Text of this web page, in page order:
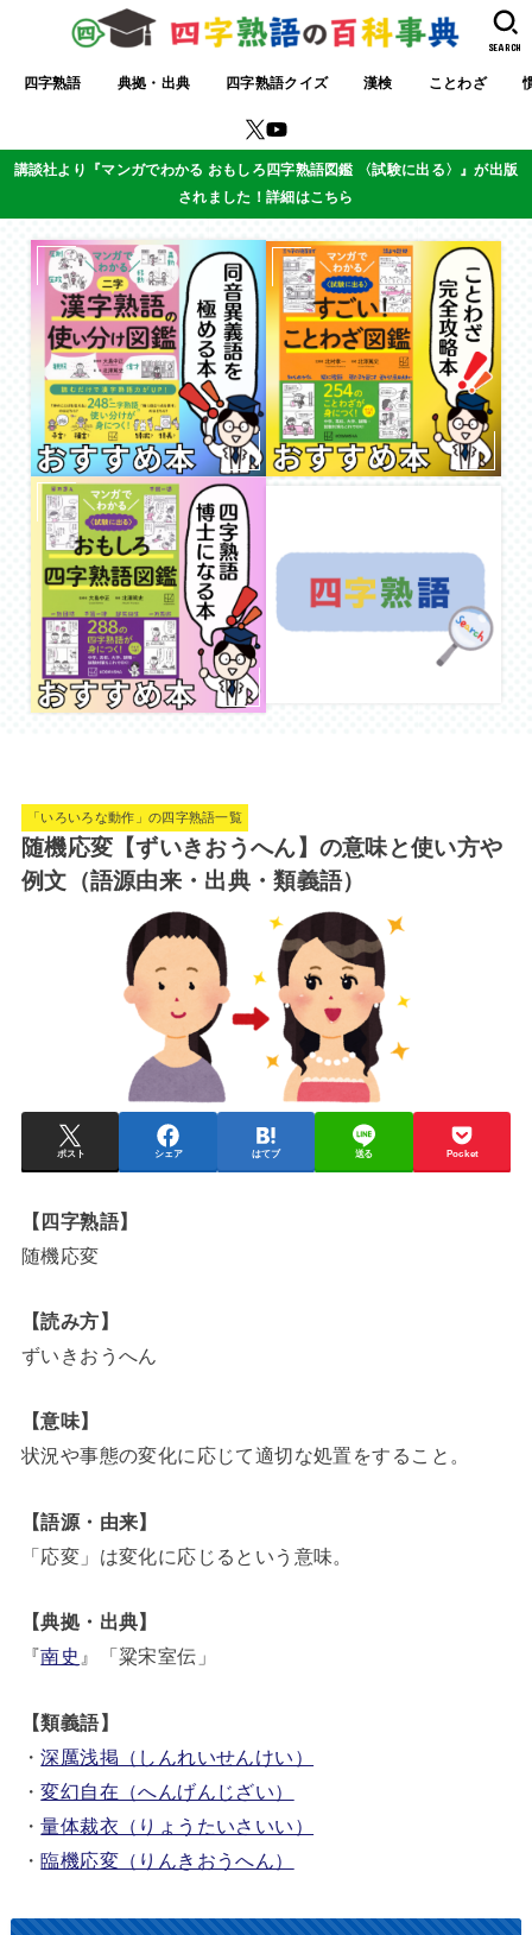
四字熟語 典拠・出典 四字熟語クイズ 漢検 ことわざ
SEARCH
講談社より『マンガでわかる おもしろ四字熟語図鑑 〈試験に出る〉』が出版
されました！詳細はこちら
「いろいろな動作」の四字熟語一覧
随機応変【ずいきおうへん】の意味と使い方や
例文（語源由来・出典・類義語）
ポスト シェア はてブ 送る Pocket
【四字熟語】
随機応変
【読み方】
ずいきおうへん
【意味】
状況や事態の変化に応じて適切な処置をすること。
【語源・由来】
「応変」は変化に応じるという意味。
【典拠・出典】
『南史 』「粱宋室伝」
【類義語】
・深厲浅掲（しんれいせんけい）
・変幻自在（へんげんじざい）
・量体裁衣（りょうたいさいい）
・臨機応変（りんきおうへん）